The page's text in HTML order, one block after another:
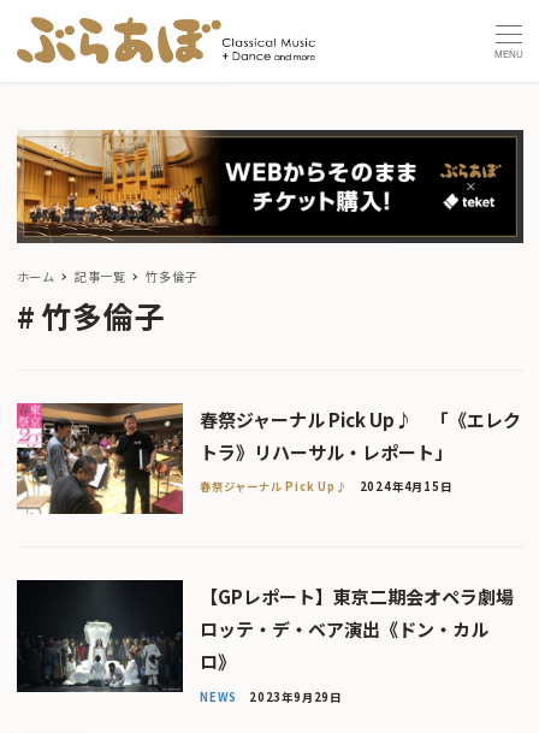
MENU
ホーム 記事一覧 竹多倫子
竹多倫子
春祭ジャーナル Pick Up♪ 「《エレク
トラ》リハーサル・レポート」
春祭ジャーナル Pick Up♪ 2024年4月15日
【GPレポート】東京二期会オペラ劇場
ロッテ・デ・ベア演出《ドン・カル
ロ》
NEWS 2023年9月29日